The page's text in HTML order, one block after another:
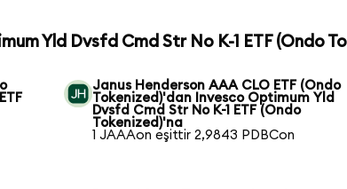
Yld Dvsfd Cmd Str No K-1 ETF (Ondo
Janus Henderson AAA CLO ETF (Ondo
Tokenized)'dan Invesco Optimum Yld
Dvsfd Cmd Str No K-1 ETF (Ondo
Tokenized)'na
1 JAAAon eşittir 2,9843 PDBCon